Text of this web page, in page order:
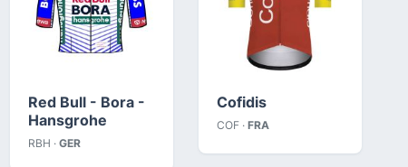
Red Bull - Bora -
Hansgrohe
RBH · GER
Cofidis
COF · FRA